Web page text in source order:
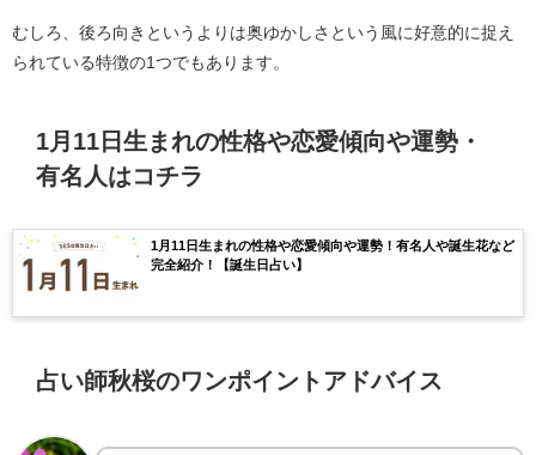
むしろ、後ろ向きというよりは奥ゆかしさという風に好意的に捉え
られている特徴の1つでもあります。
1月11日生まれの性格や恋愛傾向や運勢・
有名人はコチラ
1月11日生まれの性格や恋愛傾向や運勢！有名人や誕生花など
完全紹介！【誕生日占い】
占い師秋桜のワンポイントアドバイス